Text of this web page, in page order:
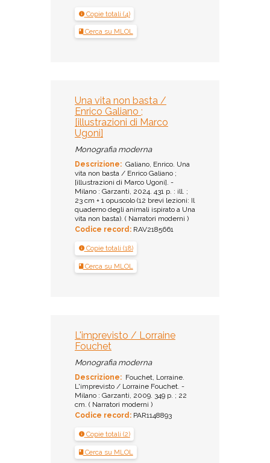
Copie totali (4)
Cerca su MLOL
Una vita non basta /
Enrico Galiano ;
[illustrazioni di Marco
Ugoni]
Monografia moderna
Descrizione: Galiano, Enrico. Una
vita non basta / Enrico Galiano ;
[illustrazioni di Marco Ugoni]. -
Milano : Garzanti, 2024. 431 p. : ill. ;
23 cm + 1 opuscolo (12 brevi lezioni: Il
quaderno degli animali ispirato a Una
vita non basta). ( Narratori moderni )
Codice record: RAV2185661
Copie totali (18)
Cerca su MLOL
L'imprevisto / Lorraine
Fouchet
Monografia moderna
Descrizione: Fouchet, Lorraine.
L'imprevisto / Lorraine Fouchet. -
Milano : Garzanti, 2009. 349 p. ; 22
cm. ( Narratori moderni )
Codice record: PAR1148893
Copie totali (2)
Cerca su MLOL